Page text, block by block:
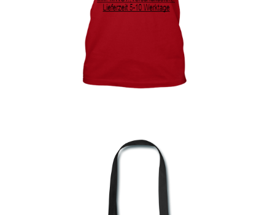
American Bulldog T Shirts Kaufen – Motive selber
gestalten und bedrucken
Arbeitshosen günstig bedrucken
Arbeitskleidung bedrucken Ankum – Firmenlogo
Arbeitskleidung bedrucken Aurich – Firmenlogo